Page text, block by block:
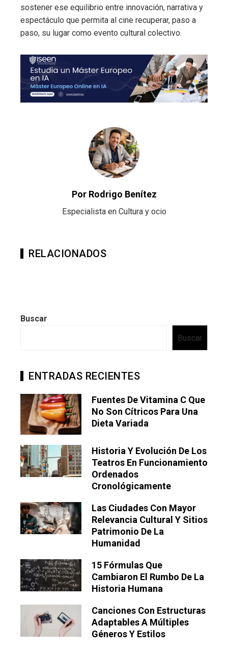
sostener ese equilibrio entre innovación, narrativa y
espectáculo que permita al cine recuperar, paso a
paso, su lugar como evento cultural colectivo.
Por Rodrigo Benítez
Especialista en Cultura y ocio
RELACIONADOS
Buscar
Buscar
ENTRADAS RECIENTES
Fuentes De Vitamina C Que
No Son Cítricos Para Una
Dieta Variada
Historia Y Evolución De Los
Teatros En Funcionamiento
Ordenados
Cronológicamente
Las Ciudades Con Mayor
Relevancia Cultural Y Sitios
Patrimonio De La
Humanidad
15 Fórmulas Que
Cambiaron El Rumbo De La
Historia Humana
Canciones Con Estructuras
Adaptables A Múltiples
Géneros Y Estilos